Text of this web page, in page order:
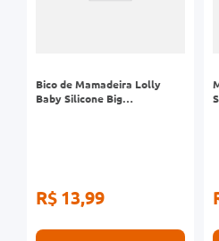
Bico de Mamadeira Lolly
Baby Silicone Big
R$ 13,99